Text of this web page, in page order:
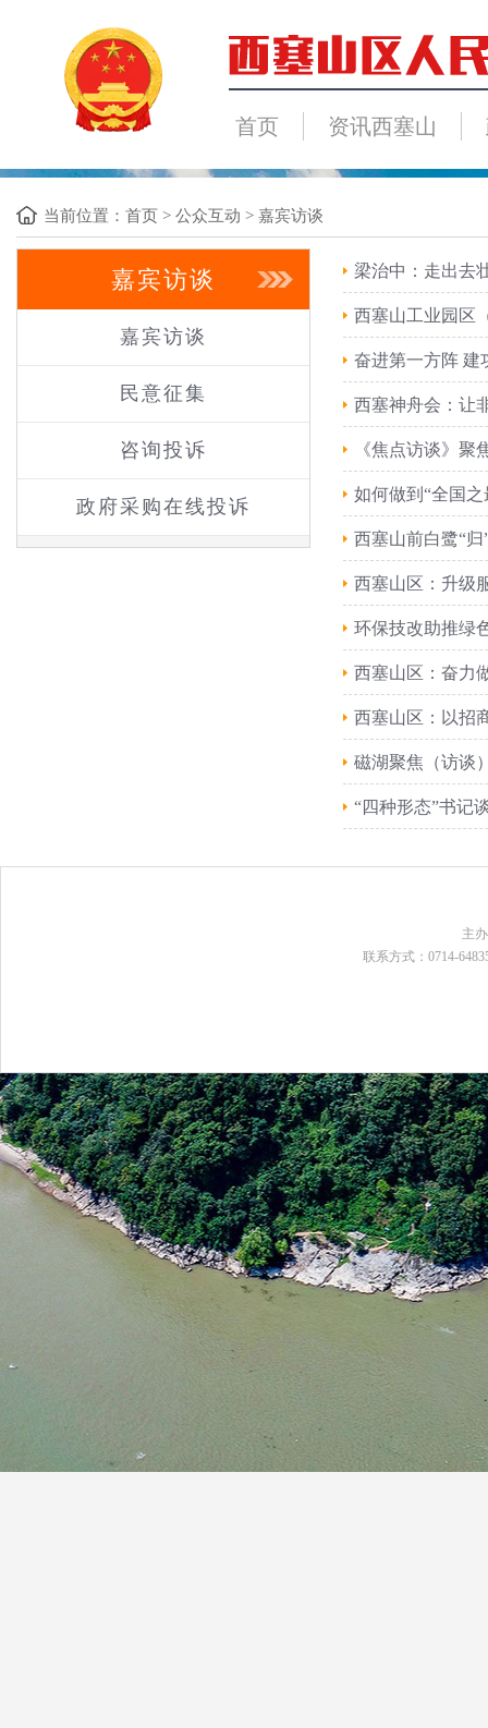
首页 资讯西塞山
当前位置： 首页 > 公众互动 > 嘉宾访谈
嘉宾访谈
嘉宾访谈
民意征集
咨询投诉
政府采购在线投诉
梁治中：走出去
西塞山工业园区
奋进第一方阵 建
西塞神舟会：让
《焦点访谈》聚
如何做到“全国
西塞山前白鹭“
西塞山区：升级
环保技改助推绿
西塞山区：奋力
西塞山区：以招
磁湖聚焦（访谈
“四种形态”书记
主
联系方式：0714-